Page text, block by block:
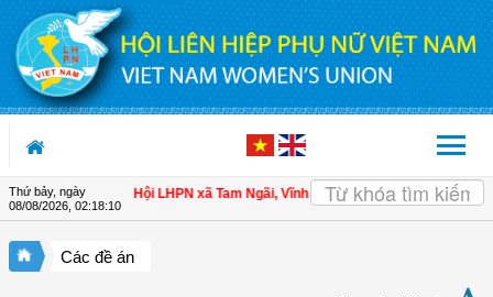
Truy cập nội dung luôn
Thứ bảy, ngày
08/08/2026, 02:18:11
cho hội viên | Hội LHPN xã Tam Ngãi, Vĩnh Long sơ kết công tác Hội và
Các đề án